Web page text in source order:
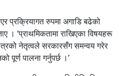
प्रक्रियागत रुपमा अगाडि बढेको
। ‘प्राथमिकतामा राखिएका विषयहरू
नेतृत्वले सरकारसँग समन्वय गरेर
पूर्ण पालना गर्नुपर्छ ।’